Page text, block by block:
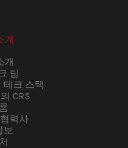
개
개
팀
테크 스택
CRS
력사
보